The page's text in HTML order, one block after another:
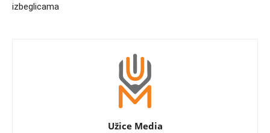
izbeglicama
Užice Media